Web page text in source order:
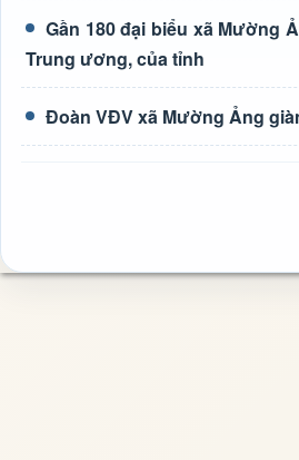
Gần 180 đại biểu xã Mường
Trung ương, của tỉnh
Đoàn VĐV xã Mường Ảng